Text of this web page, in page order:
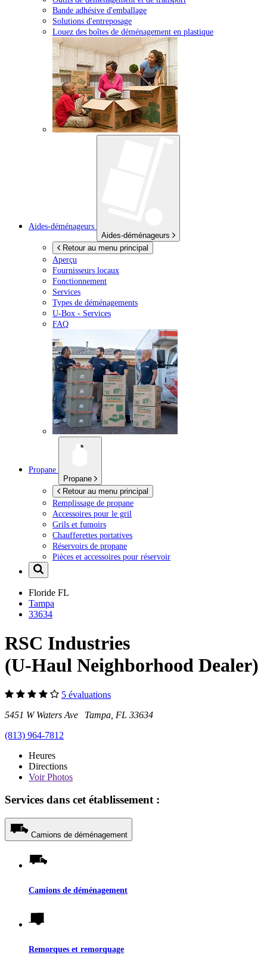
Bande adhésive d'emballage
Solutions d'entreposage
Louez des boîtes de déménagement en plastique
Aides-déménageurs
Aides-déménageurs
Retour au menu principal
Aperçu
Fournisseurs locaux
Fonctionnement
Services
Types de déménagements
U-Box - Services
FAQ
Propane
Propane
Retour au menu principal
Remplissage de propane
Accessoires pour le gril
Grils et fumoirs
Chaufferettes portatives
Réservoirs de propane
Pièces et accessoires pour réservoir
Floride FL
Tampa
33634
RSC Industries
(U-Haul Neighborhood Dealer)
5 évaluations
5451 W Waters Ave Tampa, FL 33634
(813) 964-7812
Heures
Directions
VoirPhotos
Services dans cet établissement :
Camions de déménagement
Camions de déménagement
Remorques et remorquage